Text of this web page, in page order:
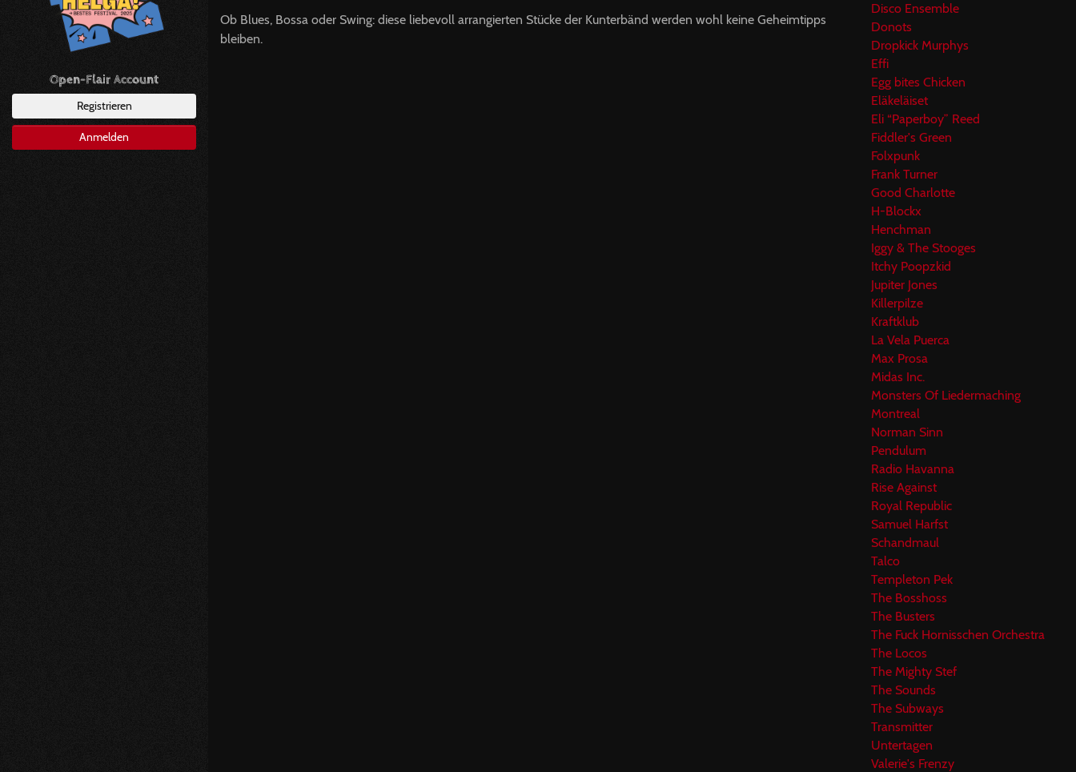
Open-Flair Account
Registrieren
Anmelden
Ob Blues, Bossa oder Swing: diese liebevoll arrangierten Stücke der Kunterbänd werden wohl keine Geheimtipps
bleiben.
Disco Ensemble
Donots
Dropkick Murphys
Effi
Egg bites Chicken
Eläkeläiset
Eli “Paperboy” Reed
Fiddler's Green
Folxpunk
Frank Turner
Good Charlotte
H-Blockx
Henchman
Iggy & The Stooges
Itchy Poopzkid
Jupiter Jones
Killerpilze
Kraftklub
La Vela Puerca
Max Prosa
Midas Inc.
Monsters Of Liedermaching
Montreal
Norman Sinn
Pendulum
Radio Havanna
Rise Against
Royal Republic
Samuel Harfst
Schandmaul
Talco
Templeton Pek
The Bosshoss
The Busters
The Fuck Hornisschen Orchestra
The Locos
The Mighty Stef
The Sounds
The Subways
Transmitter
Untertagen
Valerie's Frenzy